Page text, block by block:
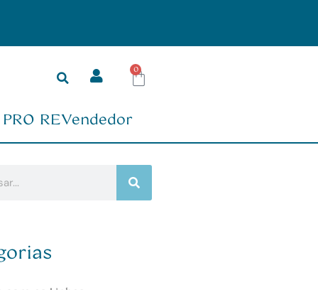
Ambiente seguro
0
PRO REVendedor